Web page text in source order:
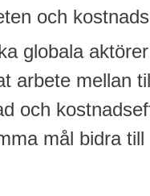
och
globala
arbete mellan
och
mål bidra